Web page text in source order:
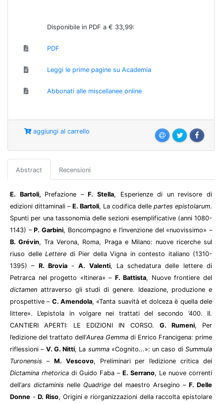
Disponibile in PDF a € 33,99:
PDF
Leggi le prime pagine su Academia
Abbonati alle miscellanee online
aggiungi al carrello
Abstract Recensioni
E. Bartoli, Prefazione –F. Stella, Esperienze di un revisore di
edizioni dittaminali – E. Bartoli, La codifica delle partes epistolarum.
Spunti per una tassonomia delle sezioni esemplificative (anni 1080-
1143) –P. Garbini, Boncompagno e l’invenzione del «nuovissimo» –
B. Grévin, Tra Verona, Roma, Praga e Milano: nuove ricerche sul
riuso delle Lettere di Pier della Vigna in contesto italiano (1310-
1395) – R. Brovia-A. Valenti, La schedatura delle lettere di
Petrarca nel progetto «Itinera» – F. Battista, Nuove frontiere del
dictamen attraverso gli studi di genere. Ideazione, produzione e
prospettive – C. Amendola, «Tanta suavità et dolceza è quella dele
littere». L’epistola in volgare nei trattati del secondo ’400. II.
CANTIERI APERTI: LE EDIZIONI IN CORSO. G. Rumeni, Per
l’edizione del trattato dell’Aurea Gemma di Enrico Francigena: prime
riflessioni – V. G. Nitti, La summa «Cognito...»: un caso diSummula
Turonensis – M. Vescovo, Preliminari per l’edizione critica dei
Dictamina rhetorica di Guido Faba – E. Serrano, Le nuove correnti
dell’ars dictaminis nelle Quadrige del maestro Arsegino – F. Delle
Donne -D. Riso, Origini e riorganizzazioni della raccolta epistolare